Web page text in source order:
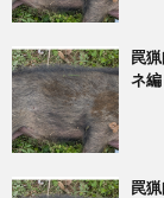
罠
ネ
罠